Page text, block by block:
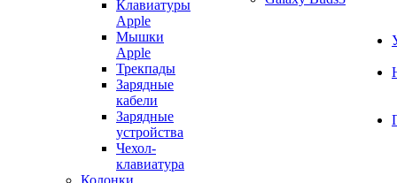
Клавиатуры
Apple
Мышки
Apple
Трекпады
Зарядные
кабели
Зарядные
устройства
Чехол-
клавиатура
Колонки